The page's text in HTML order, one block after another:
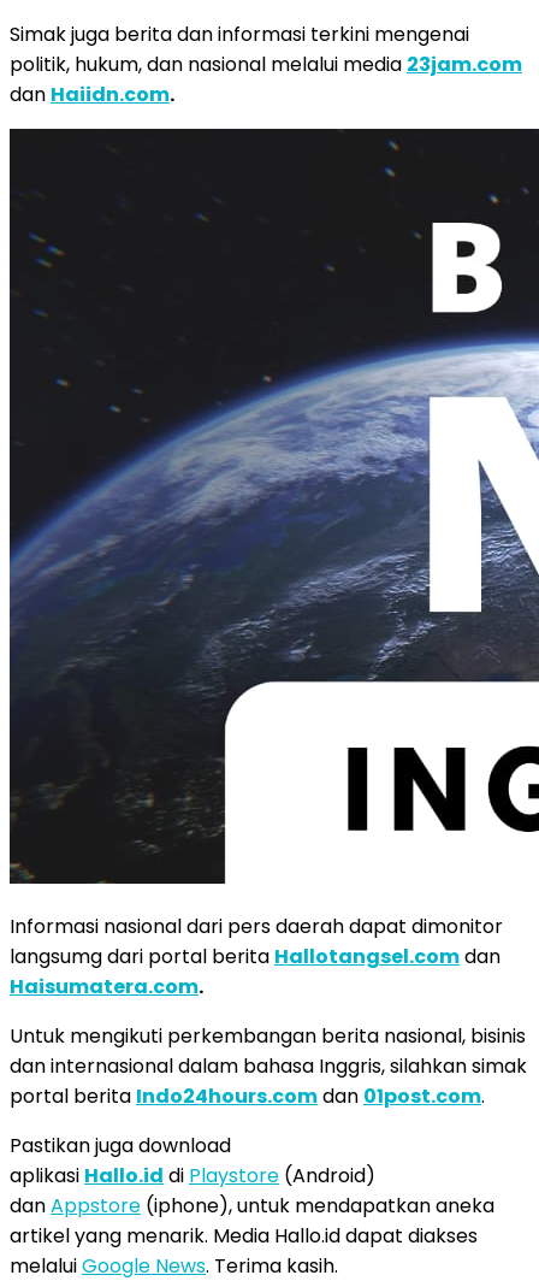
Simak juga berita dan informasi terkini mengenai
politik, hukum, dan nasional melalui media 23jam.com
dan Haiidn.com.
Informasi nasional dari pers daerah dapat dimonitor
langsumg dari portal berita Hallotangsel.comdan
Haisumatera.com.
Untuk mengikuti perkembangan berita nasional, bisinis
dan internasional dalam bahasa Inggris, silahkan simak
portal berita Indo24hours.comdan 01post.com.
Pastikan juga download
aplikasi Hallo.id di Playstore (Android)
danAppstore (iphone), untuk mendapatkan aneka
artikel yang menarik. Media Hallo.id dapat diakses
melaluiGoogle News. Terima kasih.